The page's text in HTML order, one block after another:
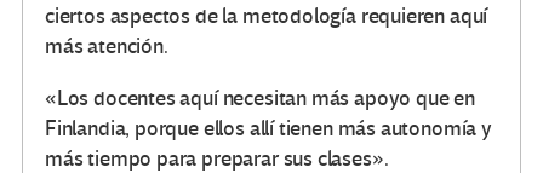
ciertos aspectos de la metodología requieren aquí
más atención.
«Los docentes aquí necesitan más apoyo que en
Finlandia, porque ellos allí tienen más autonomía y
más tiempo para preparar sus clases».